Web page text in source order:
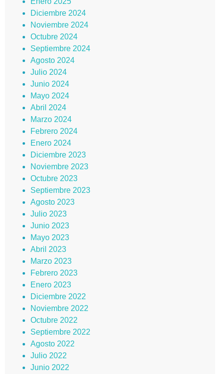
Diciembre 2024
Noviembre 2024
Octubre 2024
Septiembre 2024
Agosto 2024
Julio 2024
Junio 2024
Mayo 2024
Abril 2024
Marzo 2024
Febrero 2024
Enero 2024
Diciembre 2023
Noviembre 2023
Octubre 2023
Septiembre 2023
Agosto 2023
Julio 2023
Junio 2023
Mayo 2023
Abril 2023
Marzo 2023
Febrero 2023
Enero 2023
Diciembre 2022
Noviembre 2022
Octubre 2022
Septiembre 2022
Agosto 2022
Julio 2022
Junio 2022